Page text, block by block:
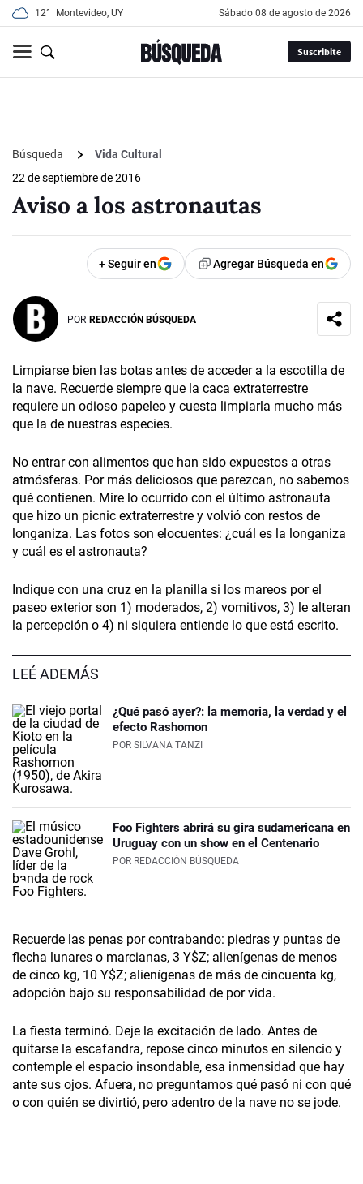
12° Montevideo, UY sábado 08 de agosto de 2026
Suscribite
Búsqueda
Vida Cultural
22 de septiembre de 2016
Aviso a los astronautas
+ Seguir en Agregar Búsqueda en
POR REDACCIÓN BÚSQUEDA
Limpiarse bien las botas antes de acceder a la escotilla de
la nave. Recuerde siempre que la caca extraterrestre
requiere un odioso papeleo y cuesta limpiarla mucho más
que la de nuestras especies.
No entrar con alimentos que han sido expuestos a otras
atmósferas. Por más deliciosos que parezcan, no sabemos
qué contienen. Mire lo ocurrido con el último astronauta
que hizo un picnic extraterrestre y volvió con restos de
longaniza. Las fotos son elocuentes: ¿cuál es la longaniza
y cuál es el astronauta?
Indique con una cruz en la planilla si los mareos por el
paseo exterior son 1) moderados, 2) vomitivos, 3) le alteran
la percepción o 4) ni siquiera entiende lo que está escrito.
LEÉ ADEMÁS
¿Qué pasó ayer?: la memoria, la verdad y el
efecto Rashomon
POR SILVANA TANZI
Foo Fighters abrirá su gira sudamericana en
Uruguay con un show en el Centenario
POR REDACCIÓN BÚSQUEDA
Recuerde las penas por contrabando: piedras y puntas de
flecha lunares o marcianas, 3 Y$Z; alienígenas de menos
de cinco kg, 10 Y$Z; alienígenas de más de cincuenta kg,
adopción bajo su responsabilidad de por vida.
La fiesta terminó. Deje la excitación de lado. Antes de
quitarse la escafandra, repose cinco minutos en silencio y
contemple el espacio insondable, esa inmensidad que hay
ante sus ojos. Afuera, no preguntamos qué pasó ni con qué
o con quién se divirtió, pero adentro de la nave no se jode.